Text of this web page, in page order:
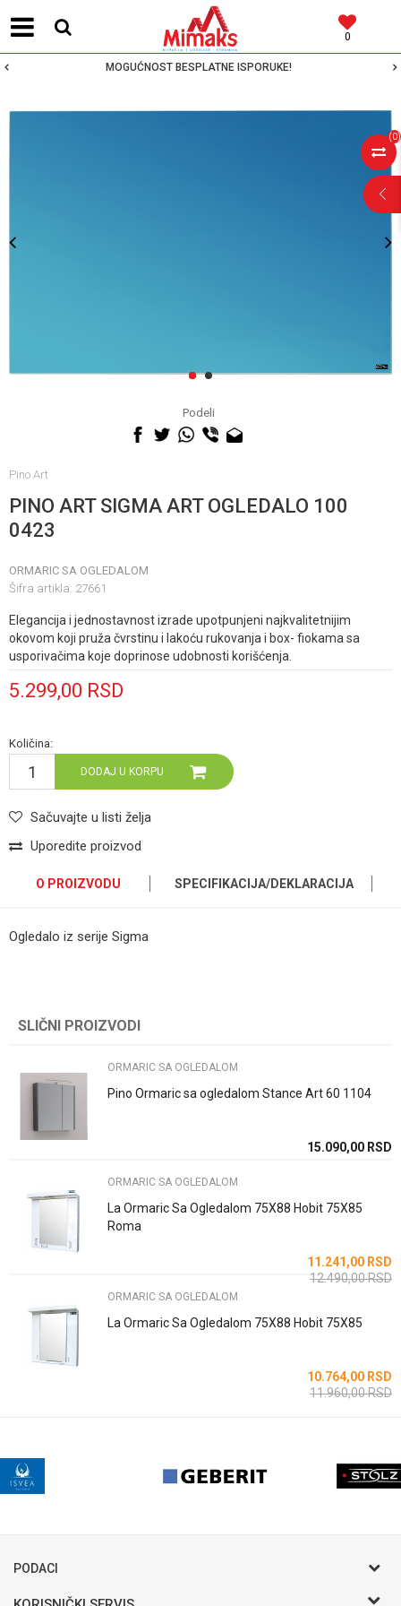
0
MOGUĆNOST BESPLATNE ISPORUKE!
(0)
1 2
Podeli
Pino Art
PINO ART SIGMA ART OGLEDALO 100
0423
ORMARIC SA OGLEDALOM
Šifra artikla: 27661
Elegancija i jednostavnost izrade upotpunjeni najkvalitetnijim
okovom koji pruža čvrstinu i lakoću rukovanja i box- fiokama sa
usporivačima koje doprinose udobnosti korišćenja.
5.299,00 RSD
Količina:
DODAJ U KORPU
Sačuvajte u listi želja
Uporedite proizvod
pomoć i porudžbine
O PROIZVODU SPECIFIKACIJA/DEKLARACIJA
Ogledalo iz serije Sigma
Email
Boja
Zemlja proizvodnje Srbija
SLIČNI PROIZVODI
ORMARIC SA OGLEDALOM
Pino Ormaric sa ogledalom Stance Art 60 1104
15.090,00 RSD
ORMARIC SA OGLEDALOM
La Ormaric Sa Ogledalom 75X88 Hobit 75X85
Roma
11.241,00 RSD
12.490,00RSD
ORMARIC SA OGLEDALOM
La Ormaric Sa Ogledalom 75X88 Hobit 75X85
10.764,00 RSD
11.960,00RSD
PODACI